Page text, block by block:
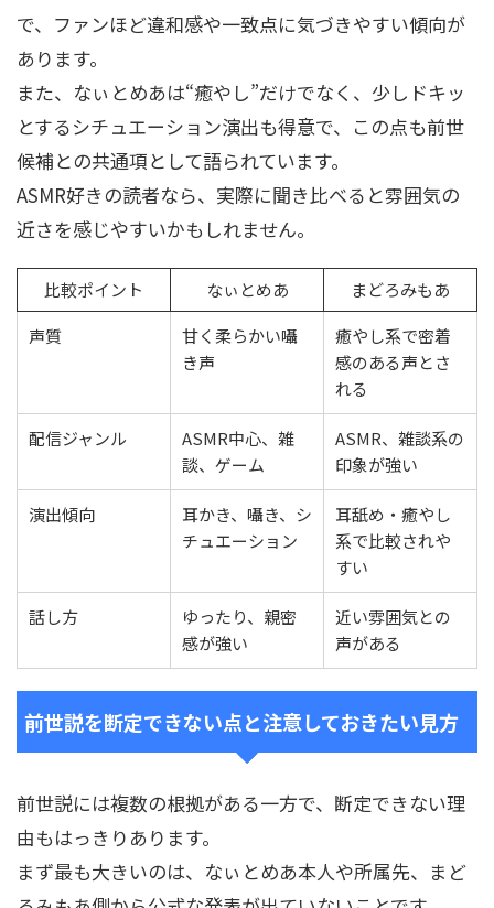
で、ファンほど違和感や一致点に気づきやすい傾向が
あります。
また、なぃとめあは“癒やし”だけでなく、少しドキッ
とするシチュエーション演出も得意で、この点も前世
候補との共通項として語られています。
ASMR好きの読者なら、実際に聞き比べると雰囲気の
近さを感じやすいかもしれません。
比較ポイント なぃとめあ
まどろみもあ
声質
甘く柔らかい囁
き声
癒やし系で密着
感のある声とさ
れる
配信ジャンル
ASMR中心、雑
談、ゲーム
ASMR、雑談系の
印象が強い
演出傾向
耳かき、囁き、シ
チュエーション
耳舐め・癒やし
系で比較されや
すい
話し方
ゆったり、親密
感が強い
近い雰囲気との
声がある
前世説を断定できない点と注意しておきたい見方
前世説には複数の根拠がある一方で、断定できない理
由もはっきりあります。
まず最も大きいのは、なぃとめあ本人や所属先、まど